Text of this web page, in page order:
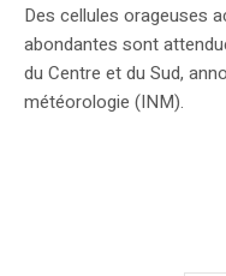
Des cellules orageuses
abondantes sont
du Centre et du Sud,
météorologie (INM).